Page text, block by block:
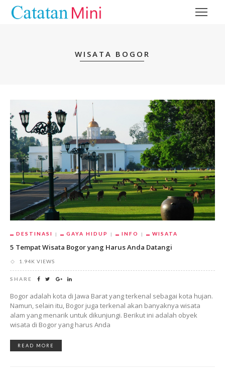
WISATA BOGOR
DESTINASI GAYA HIDUP INFO WISATA
5 Tempat Wisata Bogor yang Harus Anda Datangi
1.94K VIEWS
SHARE
Bogor adalah kota di Jawa Barat yang terkenal sebagai kota hujan.
Namun, selain itu, Bogor juga terkenal akan banyaknya wisata
alam yang menarik untuk dikunjungi. Berikut ini adalah obyek
wisata di Bogor yang harus Anda
READ MORE